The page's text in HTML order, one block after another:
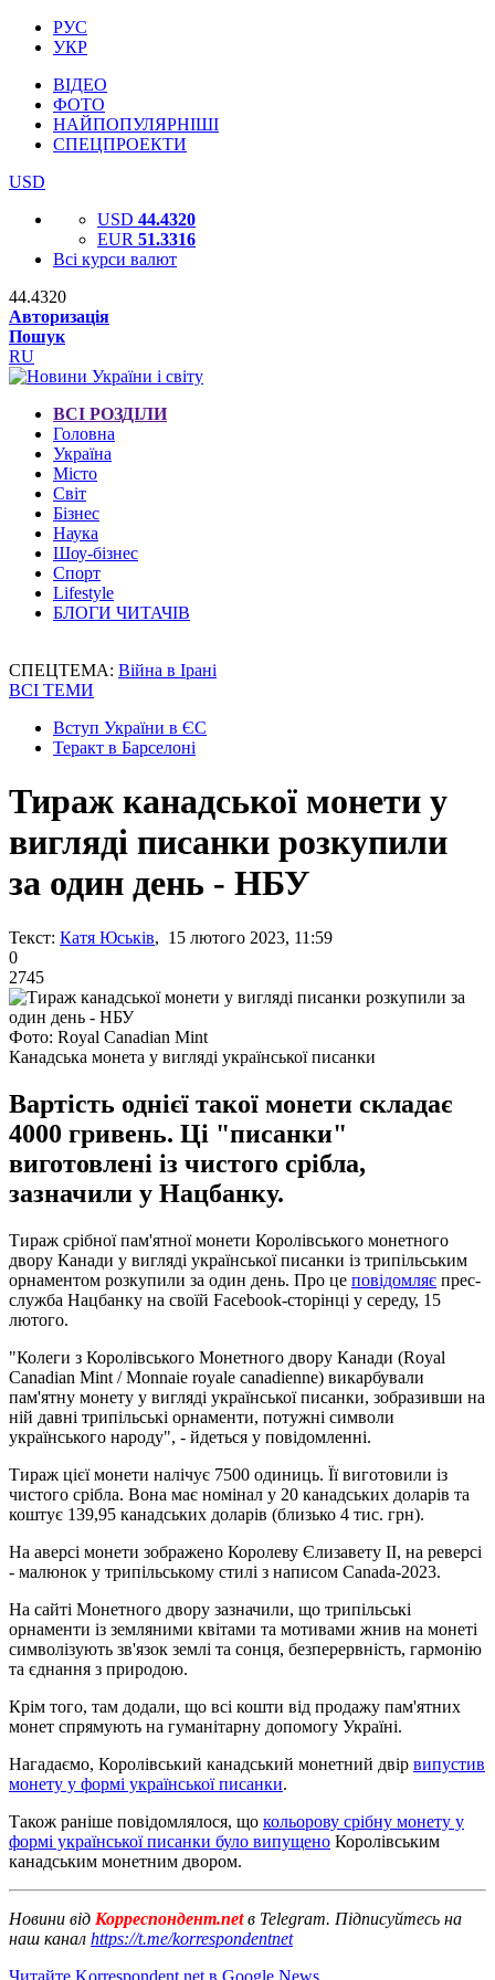
РУС
УКР
ВІДЕО
ФОТО
НАЙПОПУЛЯРНІШІ
СПЕЦПРОЕКТИ
USD
USD 44.4320
EUR 51.3316
Всі курси валют
44.4320
Авторизація
Пошук
RU
ВСІ РОЗДІЛИ
Головна
Україна
Місто
Світ
Бізнес
Наука
Шоу-бізнес
Спорт
Lifestyle
БЛОГИ ЧИТАЧІВ
СПЕЦТЕМА: Війна в Ірані
ВСІ ТЕМИ
Вступ України в ЄС
Теракт в Барселоні
Тираж канадської монети у
вигляді писанки розкупили
за один день - НБУ
Текст: Катя Юськів, 15 лютого 2023, 11:59
0
2745
Фото: Royal Canadian Mint
Канадська монета у вигляді української писанки
Вартість однієї такої монети складає
4000 гривень. Ці "писанки"
виготовлені із чистого срібла,
зазначили у Нацбанку.
Тираж срібної пам'ятної монети Королівського монетного
двору Канади у вигляді української писанки із трипільським
орнаментом розкупили за один день. Про це повідомляє прес-
служба Нацбанку на своїй Facebook-сторінці у середу, 15
лютого.
"Колеги з Королівського Монетного двору Канади (Royal
Canadian Mint / Monnaie royale canadienne) викарбували
пам'ятну монету у вигляді української писанки, зобразивши на
ній давні трипільські орнаменти, потужні символи
українського народу", - йдеться у повідомленні.
Тираж цієї монети налічує 7500 одиниць. Її виготовили із
чистого срібла. Вона має номінал у 20 канадських доларів та
коштує 139,95 канадських доларів (близько 4 тис. грн).
На аверсі монети зображено Королеву Єлизавету II, на реверсі
- малюнок у трипільському стилі з написом Canada-2023.
На сайті Монетного двору зазначили, що трипільські
орнаменти із земляними квітами та мотивами жнив на монеті
символізують зв'язок землі та сонця, безперервність, гармонію
та єднання з природою.
Крім того, там додали, що всі кошти від продажу пам'ятних
монет спрямують на гуманітарну допомогу Україні.
Нагадаємо, Королівський канадський монетний двір випустив
монету у формі української писанки.
Також раніше повідомлялося, що кольорову срібну монету у
формі української писанки було випущено Королівським
канадським монетним двором.
Новини від Корреспондент.netв Telegram. Підписуйтесь на
наш канал https://t.me/korrespondentnet
Читайте Korrespondent.net в Google News